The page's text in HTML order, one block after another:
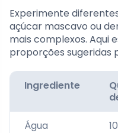
Experimente
açúcar mascavo ou
mais complexos. Aqui
proporções sugeridas
Ingrediente
Água